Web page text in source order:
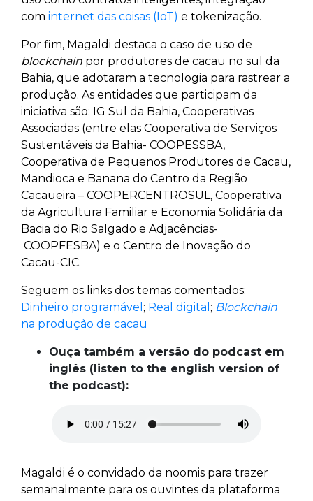
com internet das coisas (IoT) e tokenização.
Por fim, Magaldi destaca o caso de uso de
blockchain por produtores de cacau no sul da
Bahia, que adotaram a tecnologia para rastrear a
produção. As entidades que participam da
iniciativa são: IG Sul da Bahia, Cooperativas
Associadas (entre elas Cooperativa de Serviços
Sustentáveis da Bahia- COOPESSBA,
Cooperativa de Pequenos Produtores de Cacau,
Mandioca e Banana do Centro da Região
Cacaueira – COOPERCENTROSUL, Cooperativa
da Agricultura Familiar e Economia Solidária da
Bacia do Rio Salgado e Adjacências-
COOPFESBA) e o Centro de Inovação do
Cacau-CIC.
Seguem os links dos temas comentados:
Dinheiro programável ; Real digital ; Blockchain
na produção de cacau
Ouça também a versão do podcast em
inglês (listen to the english version of
the podcast):
Magaldi é o convidado da noomis para trazer
semanalmente para os ouvintes da plataforma